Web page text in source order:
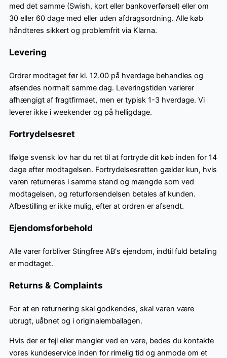
med det samme (Swish, kort eller bankoverførsel) eller om
30 eller 60 dage med eller uden afdragsordning. Alle køb
håndteres sikkert og problemfrit via Klarna.
Levering
Ordrer modtaget før kl. 12.00 på hverdage behandles og
afsendes normalt samme dag. Leveringstiden varierer
afhængigt af fragtfirmaet, men er typisk 1-3 hverdage. Vi
leverer ikke i weekender og på helligdage.
Fortrydelsesret
Ifølge svensk lov har du ret til at fortryde dit køb inden for 14
dage efter modtagelsen. Fortrydelsesretten gælder kun, hvis
varen returneres i samme stand og mængde som ved
modtagelsen, og returforsendelsen betales af kunden.
Afbestilling er ikke mulig, efter at ordren er afsendt.
Ejendomsforbehold
Alle varer forbliver Stingfree AB's ejendom, indtil fuld betaling
er modtaget.
Returns & Complaints
For at en returnering skal godkendes, skal varen være
ubrugt, uåbnet og i originalemballagen.
Hvis der er fejl eller mangler ved en vare, bedes du kontakte
vores kundeservice inden for rimelig tid og anmode om et